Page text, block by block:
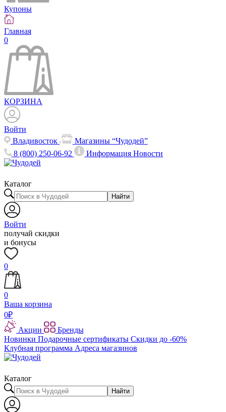
Купоны
Главная
0
КОРЗИНА
Войти
Владивосток
Магазины “Чудодей”
8 (800) 250-06-92
ИнформацияНовости
Каталог
Найти
Войти
получай скидки
и бонусы
0
0
Ваша корзина
0₽
Акции
Бренды
Новинки Подарочные сертификаты Скидки до -60%
Клубная программа Адреса магазинов
Каталог
Найти